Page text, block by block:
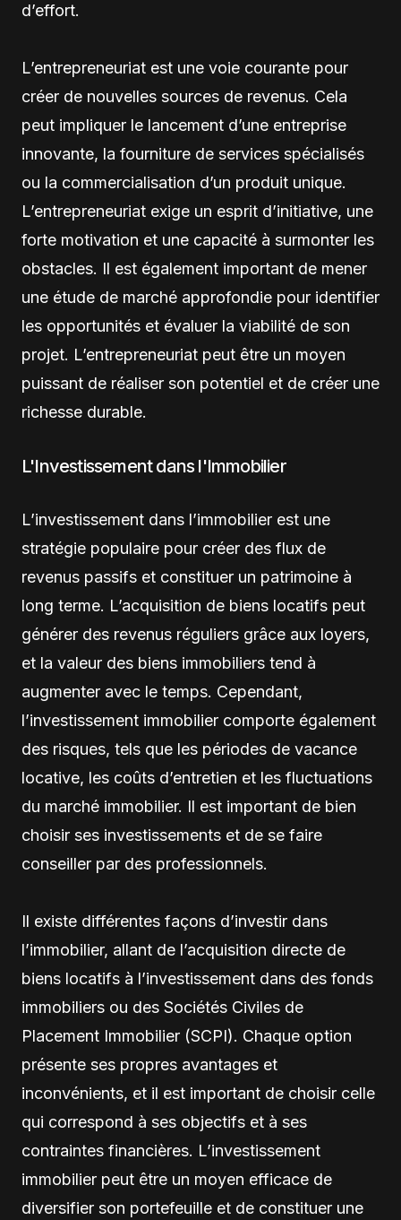
d’effort.
L’entrepreneuriat est une voie courante pour
créer de nouvelles sources de revenus. Cela
peut impliquer le lancement d’une entreprise
innovante, la fourniture de services spécialisés
ou la commercialisation d’un produit unique.
L’entrepreneuriat exige un esprit d’initiative, une
forte motivation et une capacité à surmonter les
obstacles. Il est également important de mener
une étude de marché approfondie pour identifier
les opportunités et évaluer la viabilité de son
projet. L’entrepreneuriat peut être un moyen
puissant de réaliser son potentiel et de créer une
richesse durable.
L'Investissement dans l'Immobilier
L’investissement dans l’immobilier est une
stratégie populaire pour créer des flux de
revenus passifs et constituer un patrimoine à
long terme. L’acquisition de biens locatifs peut
générer des revenus réguliers grâce aux loyers,
et la valeur des biens immobiliers tend à
augmenter avec le temps. Cependant,
l’investissement immobilier comporte également
des risques, tels que les périodes de vacance
locative, les coûts d’entretien et les fluctuations
du marché immobilier. Il est important de bien
choisir ses investissements et de se faire
conseiller par des professionnels.
Il existe différentes façons d’investir dans
l’immobilier, allant de l’acquisition directe de
biens locatifs à l’investissement dans des fonds
immobiliers ou des Sociétés Civiles de
Placement Immobilier (SCPI). Chaque option
présente ses propres avantages et
inconvénients, et il est important de choisir celle
qui correspond à ses objectifs et à ses
contraintes financières. L’investissement
immobilier peut être un moyen efficace de
diversifier son portefeuille et de constituer une